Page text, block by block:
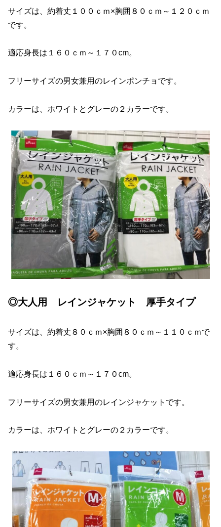
サイズは、約着丈１００ｃｍ×胸囲８０ｃｍ～１２０ｃｍ
です。
適応身長は１６０ｃｍ～１７０cm。
フリーサイズの男女兼用のレインポンチョです。
カラーは、ホワイトとグレーの２カラーです。
◎大人用 レインジャケット 厚手タイプ
サイズは、約着丈８０ｃｍ×胸囲８０ｃｍ～１１０ｃｍで
す。
適応身長は１６０ｃｍ～１７０cm。
フリーサイズの男女兼用のレインジャケットです。
カラーは、ホワイトとグレーの２カラーです。